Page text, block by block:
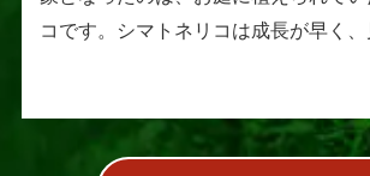
コです。シマトネリコは成長が早く